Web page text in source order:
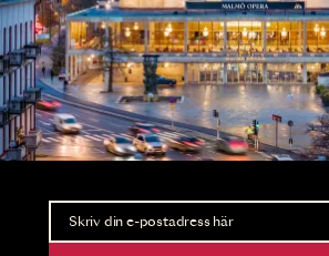
Nyhetsbrev
Ta del av förhandsinformation